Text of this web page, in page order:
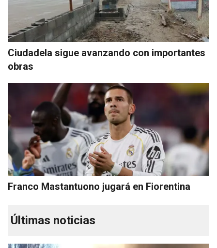
Ciudadela sigue avanzando con importantes
obras
Franco Mastantuono jugará en Fiorentina
Últimas noticias